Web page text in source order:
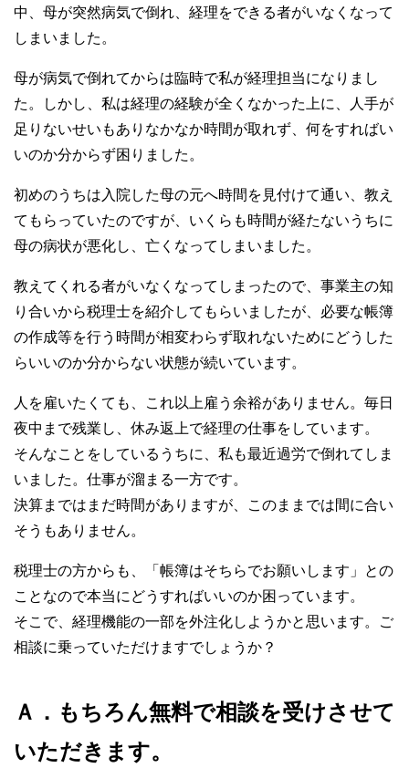
中、母が突然病気で倒れ、経理をできる者がいなくなって
しまいました。
母が病気で倒れてからは臨時で私が経理担当になりまし
た。しかし、私は経理の経験が全くなかった上に、人手が
足りないせいもありなかなか時間が取れず、何をすればい
いのか分からず困りました。
初めのうちは入院した母の元へ時間を見付けて通い、教え
てもらっていたのですが、いくらも時間が経たないうちに
母の病状が悪化し、亡くなってしまいました。
教えてくれる者がいなくなってしまったので、事業主の知
り合いから税理士を紹介してもらいましたが、必要な帳簿
の作成等を行う時間が相変わらず取れないためにどうした
らいいのか分からない状態が続いています。
人を雇いたくても、これ以上雇う余裕がありません。毎日
夜中まで残業し、休み返上で経理の仕事をしています。
そんなことをしているうちに、私も最近過労で倒れてしま
いました。仕事が溜まる一方です。
決算まではまだ時間がありますが、このままでは間に合い
そうもありません。
税理士の方からも、「帳簿はそちらでお願いします」との
ことなので本当にどうすればいいのか困っています。
そこで、経理機能の一部を外注化しようかと思います。ご
相談に乗っていただけますでしょうか？
Ａ．もちろん無料で相談を受けさせて
いただきます。